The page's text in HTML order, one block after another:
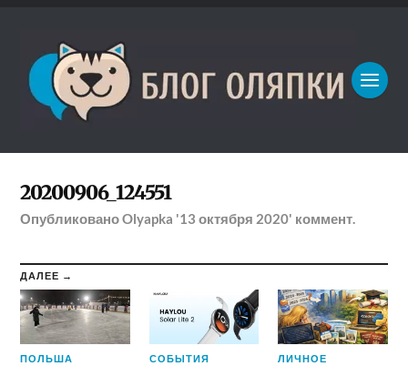
20200906_124551
ОпубликованоOlyapka '13 октября 2020' коммент.
ДАЛЕЕ →
ПОЛЬША СОБЫТИЯ ЛИЧНОЕ